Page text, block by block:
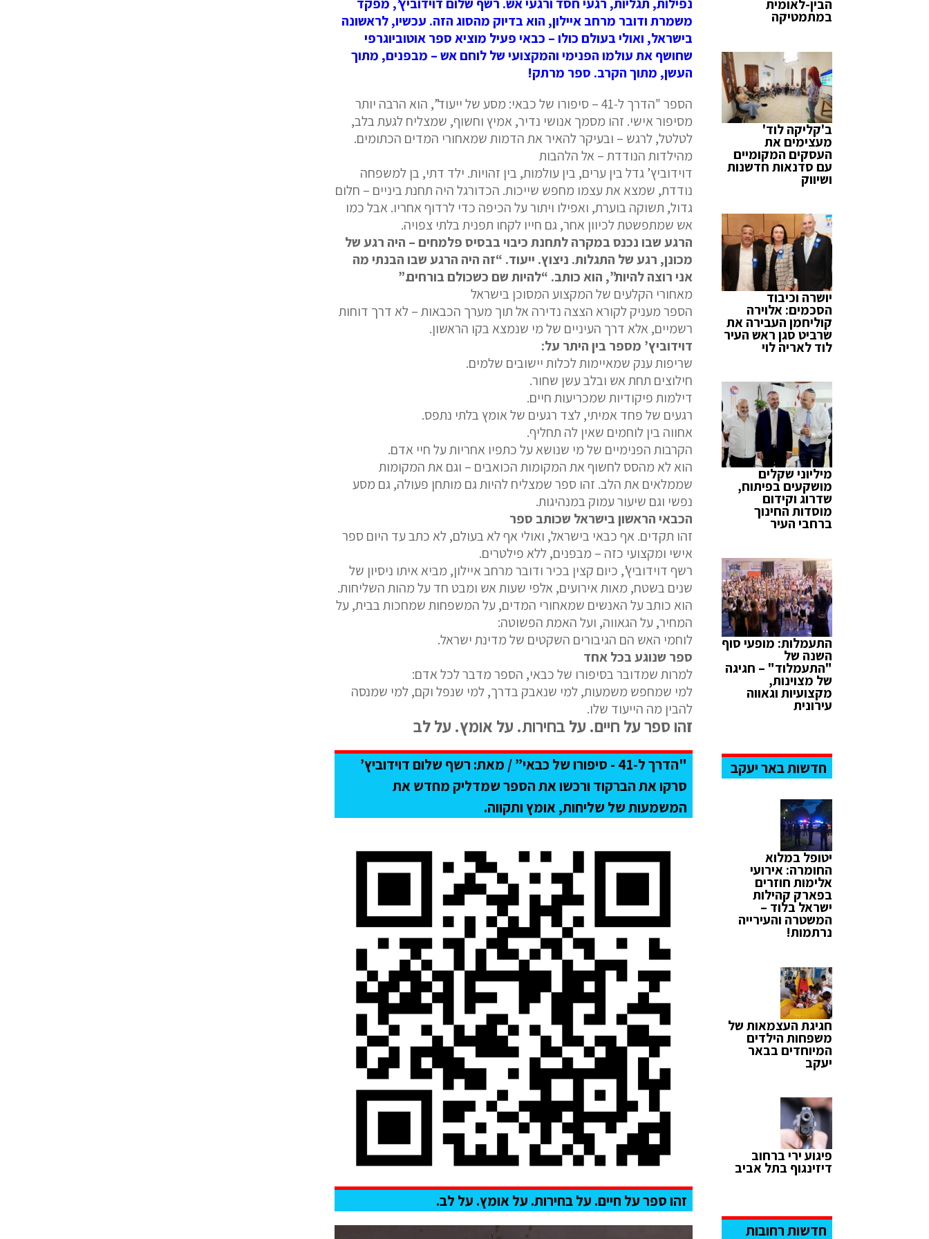
משמרת ודובר מרחב איילון, הוא בדיוק מהסוג הזה. עכשיו, לראשונה
בישראל, ואולי בעולם כולו – כבאי פעיל מוציא ספר אוטוביוגרפי
שחושף את עולמו הפנימי והמקצועי של לוחם אש – מבפנים, מתוך
העשן, מתוך הקרב. ספר מרתק!
הספר "הדרך ל‑41 – סיפורו של כבאי: מסע של ייעוד”, הוא הרבה יותר
מסיפור אישי. זהו מסמך אנושי נדיר, אמיץ וחשוף, שמצליח לגעת בלב,
לטלטל, לרגש – ובעיקר להאיר את הדמות שמאחורי המדים הכתומים.
מהילדות הנודדת – אל הלהבות
דוידוביץ’ גדל בין ערים, בין עולמות, בין זהויות. ילד דתי, בן למשפחה
נודדת, שמצא את עצמו מחפש שייכות. הכדורגל היה תחנת ביניים – חלום
גדול, תשוקה בוערת, ואפילו ויתור על הכיפה כדי לרדוף אחריו. אבל כמו
אש שמתפשטת לכיוון אחר, גם חייו לקחו תפנית בלתי צפויה.
הרגע שבו נכנס במקרה לתחנת כיבוי בבסיס פלמחים – היה רגע של
מכונן, רגע של התגלות. ניצוץ. ייעוד. “זה היה הרגע שבו הבנתי מה
אני רוצה להיות”, הוא כותב. “להיות שם כשכולם בורחים.”
מאחורי הקלעים של המקצוע המסוכן בישראל
הספר מעניק לקורא הצצה נדירה אל תוך מערך הכבאות – לא דרך דוחות
רשמיים, אלא דרך העיניים של מי שנמצא בקו הראשון.
דוידוביץ’ מספר בין היתר על:
שריפות ענק שמאיימות לכלות יישובים שלמים.
חילוצים תחת אש ובלב עשן שחור.
דילמות פיקודיות שמכריעות חיים.
רגעים של פחד אמיתי, לצד רגעים של אומץ בלתי נתפס.
אחווה בין לוחמים שאין לה תחליף.
הקרבות הפנימיים של מי שנושא על כתפיו אחריות על חיי אדם.
הוא לא מהסס לחשוף את המקומות הכואבים – וגם את המקומות
שממלאים את הלב. זהו ספר שמצליח להיות גם מותחן פעולה, גם מסע
נפשי וגם שיעור עמוק במנהיגות.
הכבאי הראשון בישראל שכותב ספר
זהו תקדים. אף כבאי בישראל, ואולי אף לא בעולם, לא כתב עד היום ספר
אישי ומקצועי כזה – מבפנים, ללא פילטרים.
רשף דוידוביץ’, כיום קצין בכיר ודובר מרחב איילון, מביא איתו ניסיון של
שנים בשטח, מאות אירועים, אלפי שעות אש ומבט חד על מהות השליחות.
הוא כותב על האנשים שמאחורי המדים, על המשפחות שמחכות בבית, על
המחיר, על הגאווה, ועל האמת הפשוטה:
לוחמי האש הם הגיבורים השקטים של מדינת ישראל.
ספר שנוגע בכל אחד
למרות שמדובר בסיפורו של כבאי, הספר מדבר לכל אדם:
למי שמחפש משמעות, למי שנאבק בדרך, למי שנפל וקם, למי שמנסה
להבין מה הייעוד שלו.
זהו ספר על חיים. על בחירות. על אומץ. על לב
"הדרך ל‑41 - סיפורו של כבאי” / מאת: רשף שלום דוידוביץ’
סרקו את הברקוד ורכשו את הספר שמדליק מחדש את
המשמעות של שליחות, אומץ ותקווה.
זהו ספר על חיים. על בחירות. על אומץ. על לב.
הבין-לאומית
במתמטיקה
ב'קליקה לוד'
מעצימים את
העסקים המקומיים
עם סדנאות חדשנות
ושיווק
יושרה וכיבוד
הסכמים: אלוירה
קוליחמן העבירה את
שרביט סגן ראש העיר
לוד לאריה לוי
מיליוני שקלים
מושקעים בפיתוח,
שדרוג וקידום
מוסדות החינוך
ברחבי העיר
התעמלות: מופעי סוף
השנה של
"התעמלוד" – חגיגה
של מצוינות,
מקצועיות וגאווה
עירונית
חדשות באר יעקב
יטופל במלוא
החומרה: אירועי
אלימות חוזרים
בפארק קהילות
ישראל בלוד –
המשטרה והעירייה
נרתמות!
חגיגת העצמאות של
משפחות הילדים
המיוחדים בבאר
יעקב
פיגוע ירי ברחוב
דיזינגוף בתל אביב
חדשות רחובות